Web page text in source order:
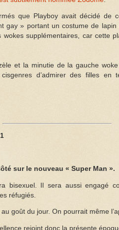
que Playboy avait décidé de
gay » portant un costume de
supplémentaires, car cette
et la minutie de la gauche
d’admirer des filles en
sur le nouveau « Super Man ».
bisexuel. Il sera aussi engagé
réfugiés.
goût du jour. On pourrait même
rejoint donc la présente